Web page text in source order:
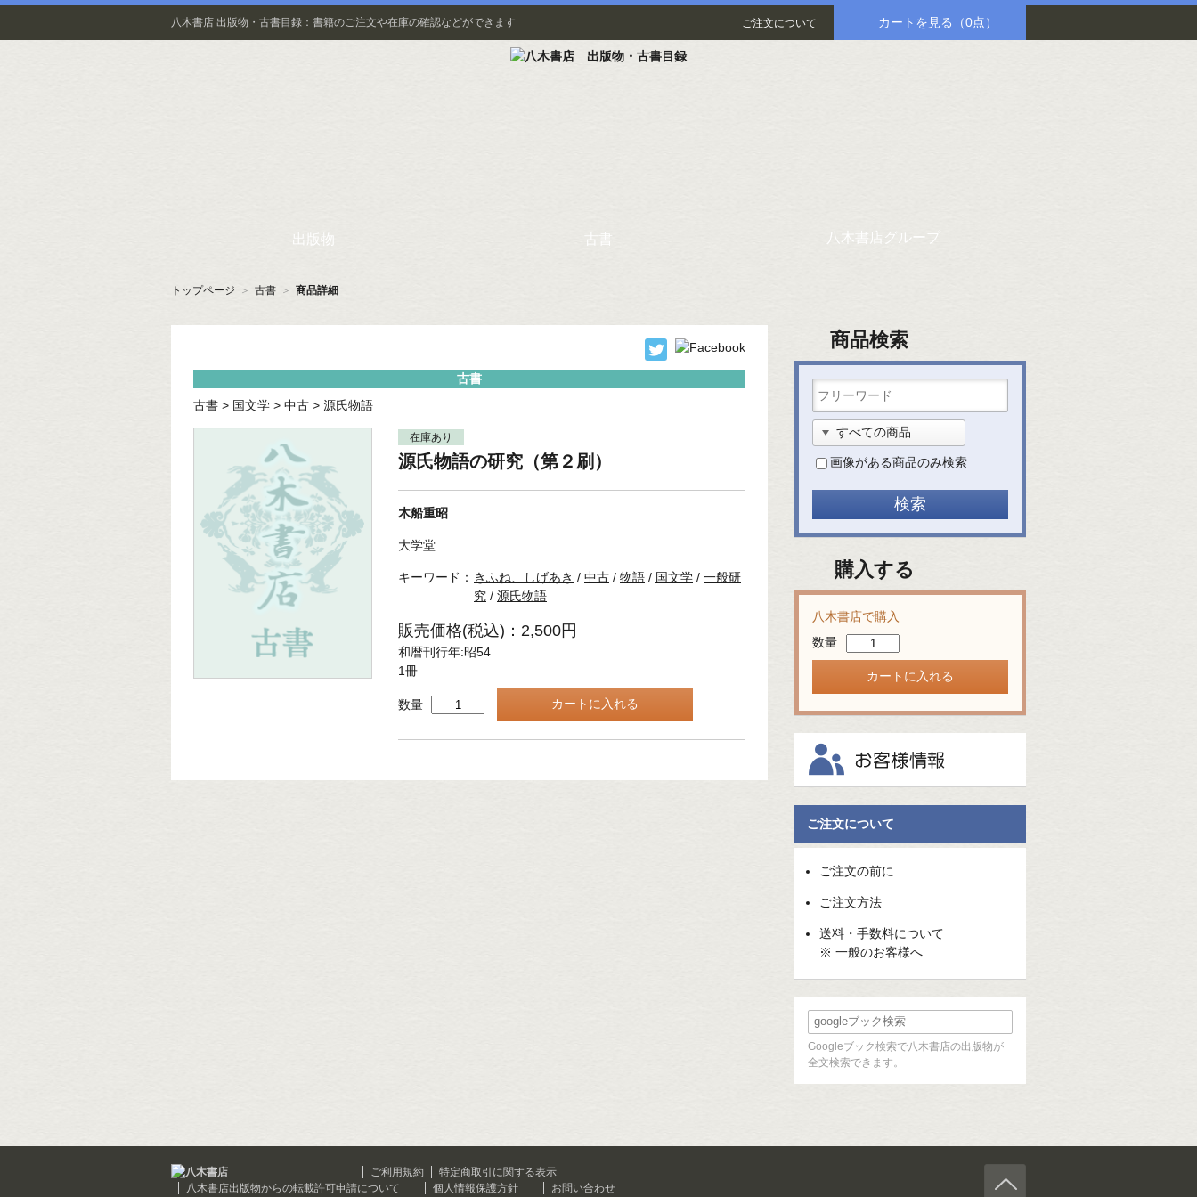
八木書店 出版物・古書目録：書籍のご注文や在庫の確認などができます ご注文について カートを見る （0点）
出版物 古書 八木書店グループ
トップページ ＞ 古書 ＞ 商品詳細
古書
古書 > 国文学 > 中古 > 源氏物語
在庫あり
源氏物語の研究（第２刷）
木船重昭
大学堂
キーワード： きふね、しげあき / 中古 / 物語 / 国文学 / 一般研
究 / 源氏物語
販売価格(税込)：2,500円
和暦刊行年:昭54
1冊
数量
商品検索
画像がある商品のみ検索
購入する
八木書店で購入
数量
ご注文について
ご注文の前に
ご注文方法
送料・手数料について
※ 一般のお客様へ
Googleブック検索で八木書店の出版物が
全文検索できます。
ご利用規約
特定商取引に関する表示
八木書店出版物からの転載許可申請について
個人情報保護方針 お問い合わせ